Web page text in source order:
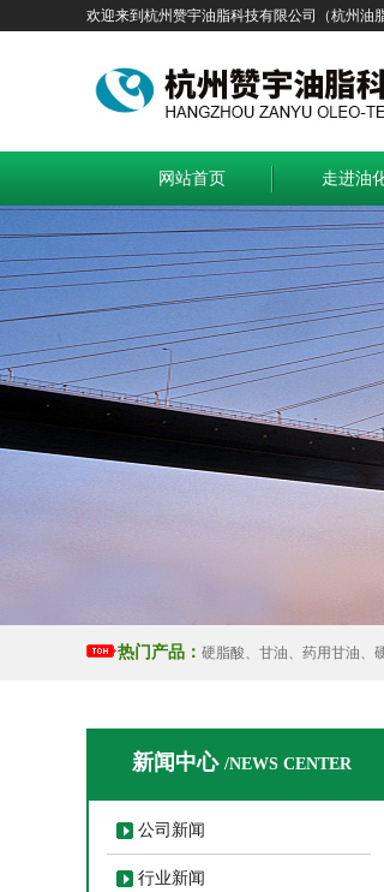
欢迎来到杭州赞宇油脂科技有限公司（杭州油
网站首页 走进油
热门产品： 硬脂酸、甘油、药用甘油、
新闻中心 /NEWS CENTER
公司新闻
行业新闻